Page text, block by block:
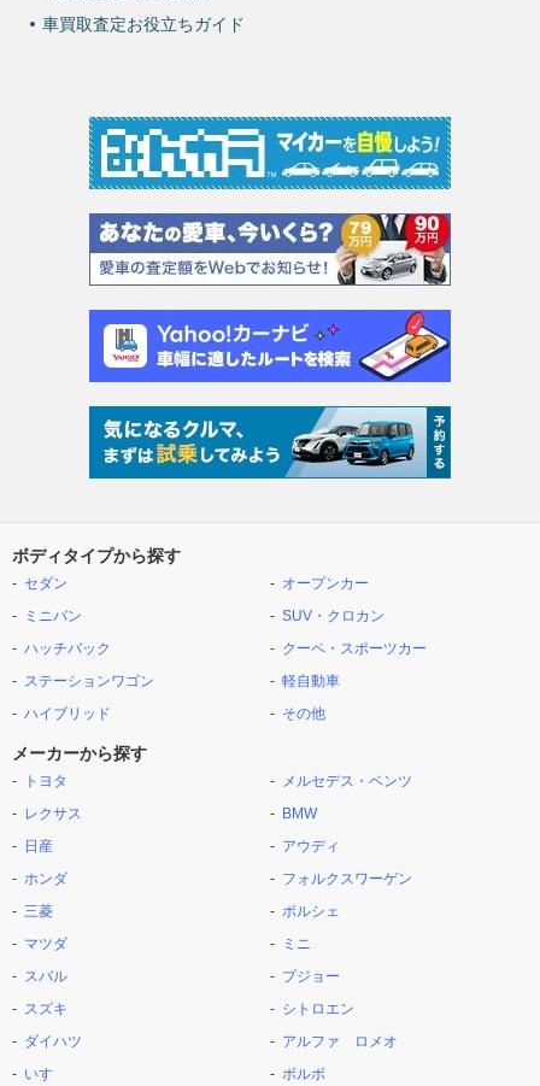
車買取査定お役立ちガイド
ボディタイプから探す
セダン
ミニバン
ハッチバック
ステーションワゴン
ハイブリッド
オープンカー
SUV・クロカン
クーペ・スポーツカー
軽自動車
その他
メーカーから探す
トヨタ
レクサス
日産
ホンダ
三菱
マツダ
スバル
スズキ
ダイハツ
いすゞ
メルセデス・ベンツ
BMW
アウディ
フォルクスワーゲン
ポルシェ
ミニ
プジョー
シトロエン
アルファ ロメオ
ボルボ